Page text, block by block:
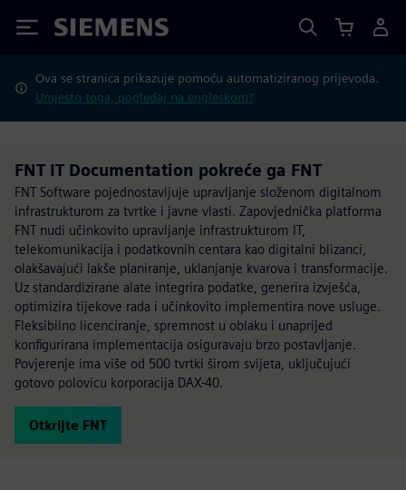
Siemens
Ova se stranica prikazuje pomoću automatiziranog prijevoda.
Umjesto toga, pogledaj na engleskom?
FNT IT Documentation pokreće ga FNT
FNT Software pojednostavljuje upravljanje složenom digitalnom
infrastrukturom za tvrtke i javne vlasti. Zapovjednička platforma
FNT nudi učinkovito upravljanje infrastrukturom IT,
telekomunikacija i podatkovnih centara kao digitalni blizanci,
olakšavajući lakše planiranje, uklanjanje kvarova i transformacije.
Uz standardizirane alate integrira podatke, generira izvješća,
optimizira tijekove rada i učinkovito implementira nove usluge.
Fleksibilno licenciranje, spremnost u oblaku i unaprijed
konfigurirana implementacija osiguravaju brzo postavljanje.
Povjerenje ima više od 500 tvrtki širom svijeta, uključujući
gotovo polovicu korporacija DAX-40.
Otkrijte FNT